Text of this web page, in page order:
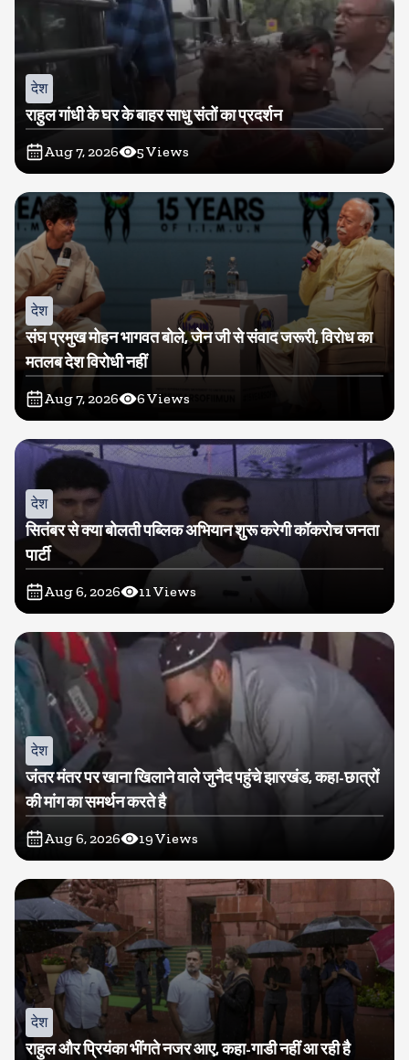
देश
राहुल गांधी के घर के बाहर साधु संतों का प्रदर्शन
Aug 7, 2026 5Views
देश
संघ प्रमुख मोहन भागवत बोले, जेन जी से संवाद जरूरी, विरोध का
मतलब देश विरोधी नहीं
Aug 7, 2026 6Views
देश
सितंबर से क्या बोलती पब्लिक अभियान शुरू करेगी कॉकरोच जनता
पार्टी
Aug 6, 2026 11 Views
देश
जंतर मंतर पर खाना खिलाने वाले जुनैद पहुंचे झारखंड, कहा-छात्रों
की मांग का समर्थन करते है
Aug 6, 2026 19Views
देश
राहुल और प्रियंका भींगते नजर आए, कहा-गाडी नहीं आ रही है